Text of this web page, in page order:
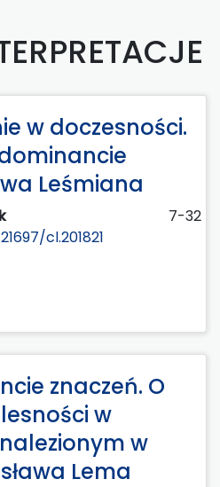
w doczesności.
Leśmiana
7-32
cl.201821
znaczeń. O
w
w
Lema